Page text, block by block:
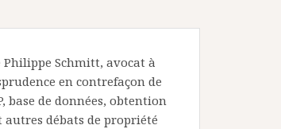
Philippe Schmitt, avocat à
en contrefaçon de
base de données, obtention
autres débats de propriété